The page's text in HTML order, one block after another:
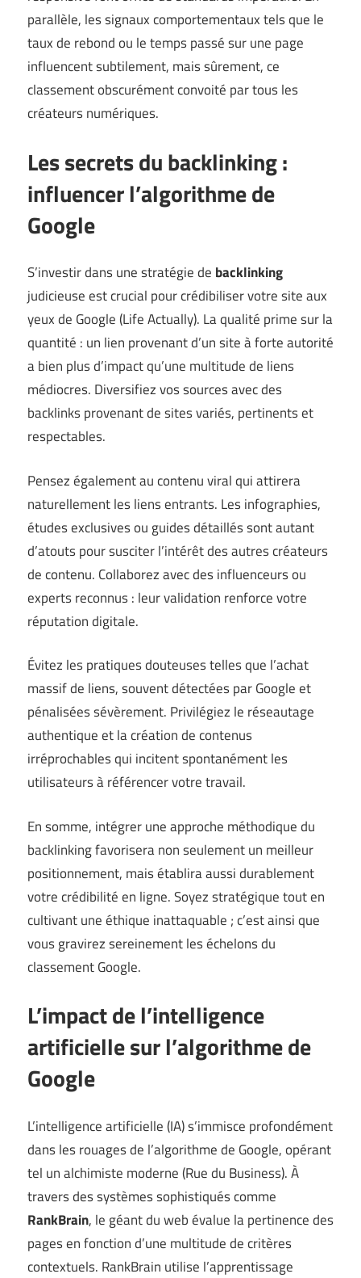
parallèle, les signaux comportementaux tels que le
taux de rebond ou le temps passé sur une page
influencent subtilement, mais sûrement, ce
classement obscurément convoité par tous les
créateurs numériques.
Les secrets du backlinking :
influencer l’algorithme de
Google
S’investir dans une stratégie de backlinking
judicieuse est crucial pour crédibiliser votre site aux
yeux de Google (Life Actually). La qualité prime sur la
quantité : un lien provenant d’un site à forte autorité
a bien plus d’impact qu’une multitude de liens
médiocres. Diversifiez vos sources avec des
backlinks provenant de sites variés, pertinents et
respectables.
Pensez également au contenu viral qui attirera
naturellement les liens entrants. Les infographies,
études exclusives ou guides détaillés sont autant
d’atouts pour susciter l’intérêt des autres créateurs
de contenu. Collaborez avec des influenceurs ou
experts reconnus : leur validation renforce votre
réputation digitale.
Évitez les pratiques douteuses telles que l’achat
massif de liens, souvent détectées par Google et
pénalisées sévèrement. Privilégiez le réseautage
authentique et la création de contenus
irréprochables qui incitent spontanément les
utilisateurs à référencer votre travail.
En somme, intégrer une approche méthodique du
backlinking favorisera non seulement un meilleur
positionnement, mais établira aussi durablement
votre crédibilité en ligne. Soyez stratégique tout en
cultivant une éthique inattaquable ; c’est ainsi que
vous gravirez sereinement les échelons du
classement Google.
L’impact de l’intelligence
artificielle sur l’algorithme de
Google
L’intelligence artificielle (IA) s’immisce profondément
dans les rouages de l’algorithme de Google, opérant
tel un alchimiste moderne (Rue du Business). À
travers des systèmes sophistiqués comme
RankBrain, le géant du web évalue la pertinence des
pages en fonction d’une multitude de critères
contextuels. RankBrain utilise l’apprentissage